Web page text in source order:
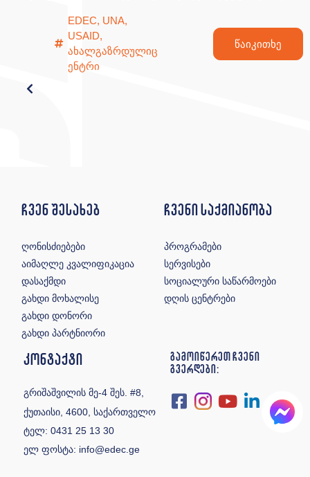
EDEC, UNA,
USAID,
ახალგაზრდულიც
ენტრი
წაიკითხე
ჩვენ შესახებ
ღონისძიებები
აიმაღლე კვალიფიკაცია
დასაქმდი
გახდი მოხალისე
გახდი დონორი
გახდი პარტნიორი
ჩვენი საქმიანობა
პროგრამები
სერვისები
სოციალური საწარმოები
დღის ცენტრები
კონტაქტი
გრიშაშვილის მე-4 შეს. #8,
ქუთაისი, 4600, საქართველო
ტელ:0431 25 13 30
ელ ფოსტა: info@edec.ge
გამოიწერეთ ჩვენი
გვერდები: